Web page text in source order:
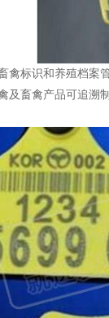
禽标识和养殖档
及畜禽产品可追溯